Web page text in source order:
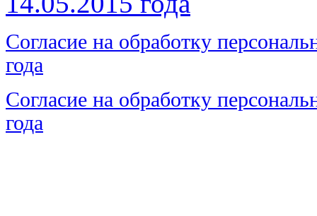
Согласие на обработку
года
Согласие на обработку
года